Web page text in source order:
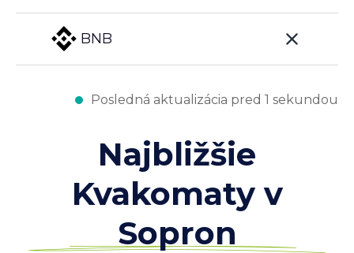
BNB
Posledná aktualizácia pred 1 sekundou
Najbližšie
Kvakomaty v
Sopron